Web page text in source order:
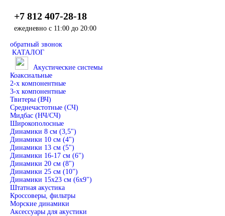
+7 812 407-28-18
ежедневно с 11:00 до 20:00
обратный звонок
КАТАЛОГ
Акустические системы
Коаксиальные
2-х компонентные
3-х компонентные
Твитеры (ВЧ)
Среднечастотные (СЧ)
Мидбас (НЧ/СЧ)
Широкополосные
Динамики 8 см (3,5")
Динамики 10 см (4")
Динамики 13 см (5")
Динамики 16-17 см (6")
Динамики 20 см (8")
Динамики 25 см (10")
Динамики 15х23 см (6х9")
Штатная акустика
Кроссоверы, фильтры
Морские динамики
Аксессуары для акустики